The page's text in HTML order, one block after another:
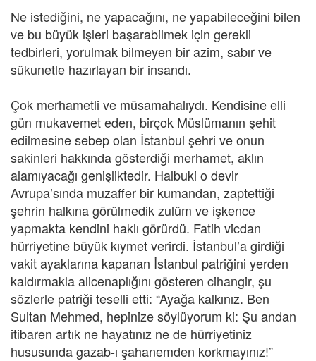
Ne istediğini, ne yapacağını, ne yapabileceğini bilen
ve bu büyük işleri başarabilmek için gerekli
tedbirleri, yorulmak bilmeyen bir azim, sabır ve
sükunetle hazırlayan bir insandı.
Çok merhametli ve müsamahalıydı. Kendisine elli
gün mukavemet eden, birçok Müslümanın şehit
edilmesine sebep olan İstanbul şehri ve onun
sakinleri hakkında gösterdiği merhamet, aklın
alamıyacağı genişliktedir. Halbuki o devir
Avrupa’sında muzaffer bir kumandan, zaptettiği
şehrin halkına görülmedik zulüm ve işkence
yapmakta kendini haklı görürdü. Fatih vicdan
hürriyetine büyük kıymet verirdi. İstanbul’a girdiği
vakit ayaklarına kapanan İstanbul patriğini yerden
kaldırmakla alicenaplığını gösteren cihangir, şu
sözlerle patriği teselli etti: “Ayağa kalkınız. Ben
Sultan Mehmed, hepinize söylüyorum ki: Şu andan
itibaren artık ne hayatınız ne de hürriyetiniz
hususunda gazab-ı şahanemden korkmayınız!”